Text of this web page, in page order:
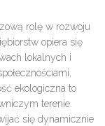
rolę w rozwoju
opiera się
lokalnych i
ekologiczna to
terenie.
się dynamicznie